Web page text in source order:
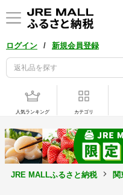
ログイン / 新規会員登録
人気ランキング カテゴリ
JRE MALLふるさと納税 関